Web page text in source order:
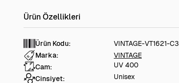
Ürün Kodu:
VINTAGE-VT1621-C3
Marka:
VINTAGE
Cam:
UV 400
Cinsiyet:
Unisex